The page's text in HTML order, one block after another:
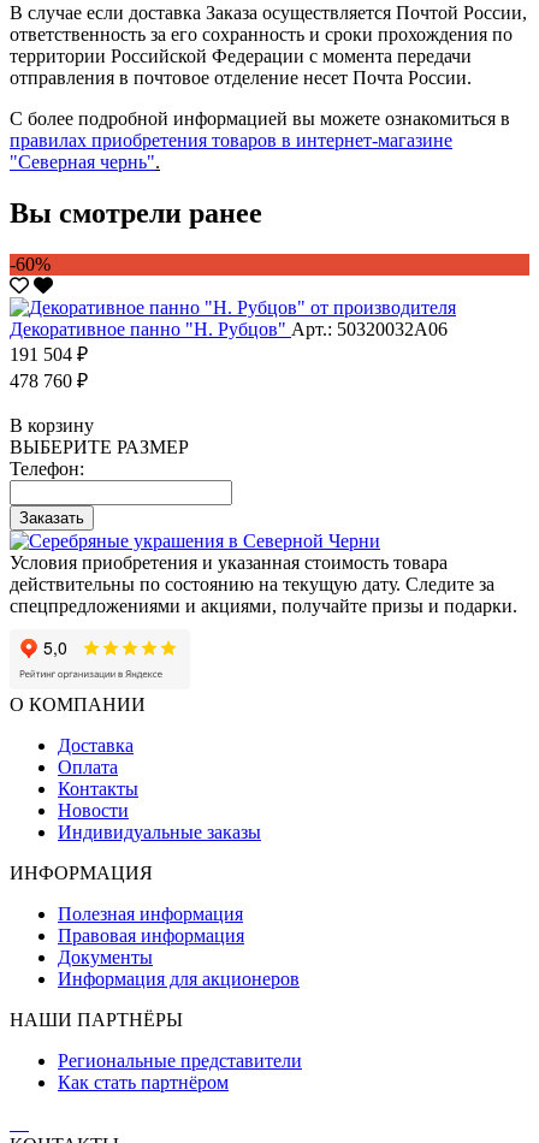
В случае если доставка Заказа осуществляется Почтой России,
ответственность за его сохранность и сроки прохождения по
территории Российской Федерации с момента передачи
отправления в почтовое отделение несет Почта России.
С более подробной информацией вы можете ознакомиться в
правилах приобретения товаров в интернет-магазине
"Северная чернь".
Вы смотрели ранее
-60%
Декоративное панно "Н. Рубцов" Арт.: 50320032А06
191 504 ₽
478 760 ₽
В корзину
ВЫБЕРИТЕ РАЗМЕР
Телефон:
Заказать
Условия приобретения и указанная стоимость товара
действительны по состоянию на текущую дату. Следите за
спецпредложениями и акциями, получайте призы и подарки.
О КОМПАНИИ
Доставка
Оплата
Контакты
Новости
Индивидуальные заказы
ИНФОРМАЦИЯ
Полезная информация
Правовая информация
Документы
Информация для акционеров
НАШИ ПАРТНЁРЫ
Региональные представители
Как стать партнёром